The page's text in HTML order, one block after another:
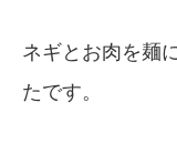
ネギとお肉を麺
たです。